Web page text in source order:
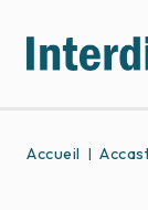
Accueil